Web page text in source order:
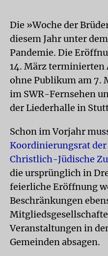
Die »Woche der
diesem Jahr unter
Pandemie. Die
14. März terminierten
ohne Publikum am 7.
im SWR-Fernsehen
der Liederhalle in
Schon im Vorjahr
Koordinierungsrat
Christlich-Jüdische
die ursprünglich in
feierliche Eröffnung
Beschränkungen
Veranstaltungen in
Gemeinden absagen.